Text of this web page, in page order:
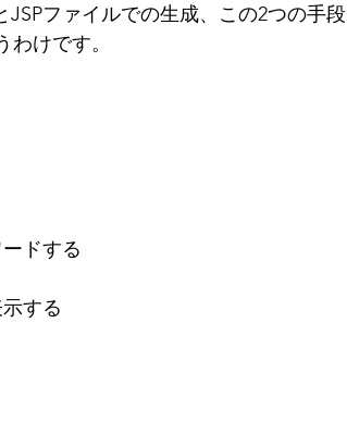
ファイルでの生成、この2つの手段
けです。
ドする
する